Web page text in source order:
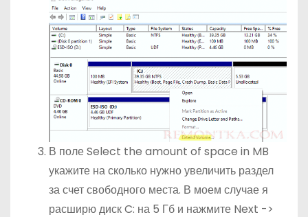
В поле Select the amount of space in MB
укажите на сколько нужно увеличить раздел
за счет свободного места. В моем случае я
расширю диск C: на 5 Гб и нажмите Next ->